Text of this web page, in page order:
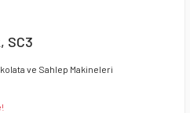
SC3
ve Sahlep Makineleri